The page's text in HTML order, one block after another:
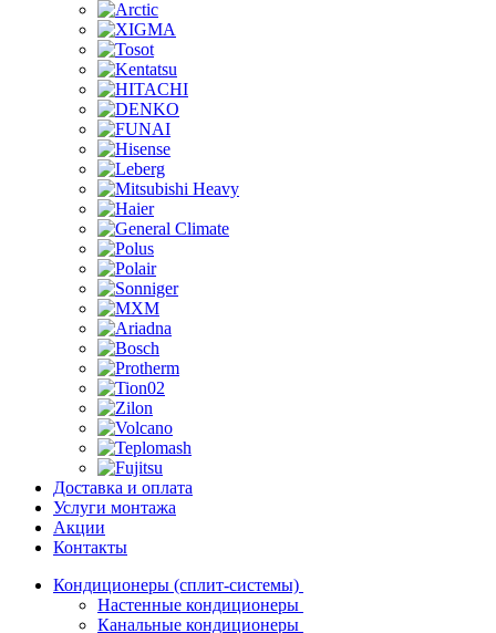
Доставка и оплата
Услуги монтажа
Акции
Контакты
Кондиционеры (сплит-системы)
Настенные кондиционеры
Канальные кондиционеры